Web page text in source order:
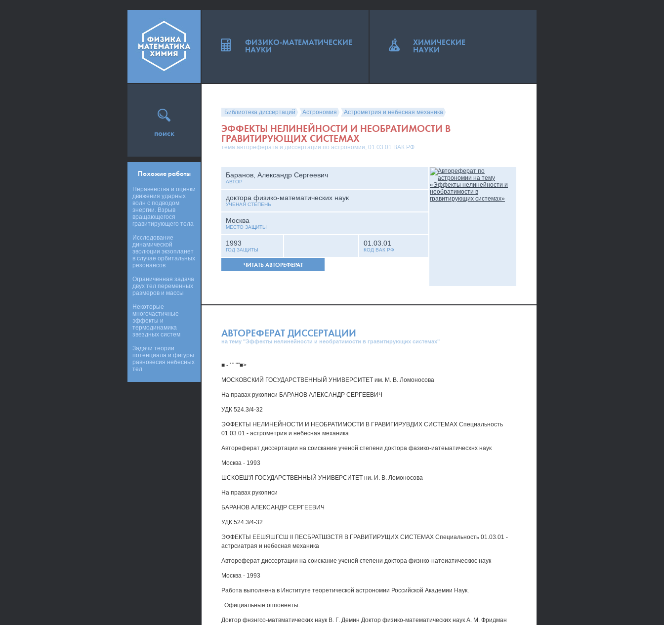
Библиотека диссертаций Астрономия Астрометрия и небесная механика
ЭФФЕКТЫ НЕЛИНЕЙНОСТИ И НЕОБРАТИМОСТИ В
ГРАВИТИРУЮЩИХ СИСТЕМАХ
тема автореферата и диссертации по астрономии, 01.03.01 ВАК РФ
Баранов, Александр Сергеевич
АВТОР
доктора физико-математических наук
УЧЕНАЯ СТЕПЕНЬ
Москва
МЕСТО ЗАЩИТЫ
1993
ГОД ЗАЩИТЫ
01.03.01
КОД ВАК РФ
ЧИТАТЬ АВТОРЕФЕРАТ
АВТОРЕФЕРАТ ДИССЕРТАЦИИ
на тему "Эффекты нелинейности и необратимости в гравитирующих системах"
■ - ' " ""■>
МОСКОВСКИЙ ГОСУДАРСТВЕННЫЙ УНИВЕРСИТЕТ им. М. В. Ломоносова
На правах рукописи БАРАНОВ АЛЕКСАНДР СЕРГЕЕВИЧ
УДК 524.3/4-32
ЭФФЕКТЫ НЕЛИНЕЙНОСТИ И НЕОБРАТИМОСТИ В ГРАВИГИРУВДИХ СИСТЕМАХ Специальность
01.03.01 - астрометрия и небесная механика
Автореферат диссертации на соискание ученой степени доктора фазико-иатеыатичесхнх наук
Москва - 1993
ШСКОЕШ'Л ГОСУДАРСТВЕННЫЙ УНИВЕРСИТЕТ ни. И. В. Ломоносова
На правах рукописи
БАРАНОВ АЛЕКСАНДР СЕРГЕЕВИЧ
УДК 524.3/4-32
ЭФФЕКТЫ ЕЕШЯШГСШ II ПЕСБРАТШЗСТЯ В ГРАВИТИРУЩИХ СИСТЕМАХ Специальность 01.03.01 -
астрсиатрая и небесная механика
Автореферат диссертации на соискание ученой степени доктора физнко-натеиатическюс наук
Москва - 1993
Работа выполнена в Институте теоретической астрономии Российской Академии Наук.
. Официальные оппоненты:
Доктор фнзнгсо-матвматических наук В. Г. Демин Доктор физико-математических наук А. М. Фридман
поиск
Похожие работы
Неравенства и оценки
движения ударных
волн с подводом
энергии. Взрыв
вращающегося
гравитирующего тела
Исследование
динамической
эволюции экзопланет
в случае орбитальных
резонансов
Ограниченная задача
двух тел переменных
размеров и массы
Некоторые
многочастичные
эффекты и
термодинамика
звездных систем
Задачи теории
потенциала и фигуры
равновесия небесных
тел
ФИЗИКО-МАТЕМАТИЧЕСКИЕ
НАУКИ
ХИМИЧЕСКИЕ
НАУКИ